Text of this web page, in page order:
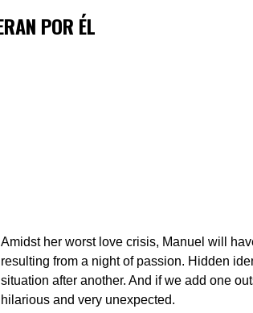
POR ÉL
Amidst her worst love crisis, Manuel will
resulting from a night of passion. Hidden
situation after another. And if we add one
hilarious and very unexpected.